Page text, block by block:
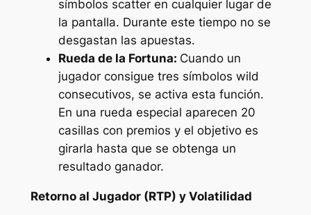
símbolos scatter en cualquier lugar de
la pantalla. Durante este tiempo no se
desgastan las apuestas.
Rueda de la Fortuna: Cuando un
jugador consigue tres símbolos wild
consecutivos, se activa esta función.
En una rueda especial aparecen 20
casillas con premios y el objetivo es
girarla hasta que se obtenga un
resultado ganador.
Retorno al Jugador (RTP) y Volatilidad